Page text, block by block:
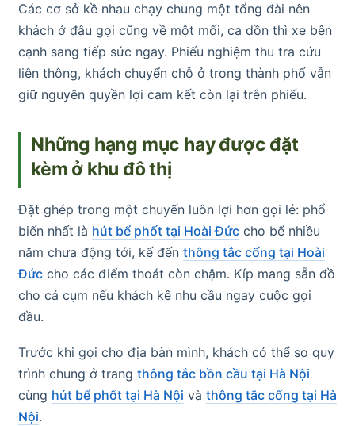
Các cơ sở kề nhau chạy chung một tổng đài nên
khách ở đâu gọi cũng về một mối, ca dồn thì xe bên
cạnh sang tiếp sức ngay. Phiếu nghiệm thu tra cứu
liên thông, khách chuyển chỗ ở trong thành phố vẫn
giữ nguyên quyền lợi cam kết còn lại trên phiếu.
Những hạng mục hay được đặt
kèm ở khu đô thị
Đặt ghép trong một chuyến luôn lợi hơn gọi lẻ: phổ
biến nhất là hút bể phốt tại Hoài Đức cho bể nhiều
năm chưa động tới, kế đến thông tắc cống tại Hoài
Đức cho các điểm thoát còn chậm. Kíp mang sẵn đồ
cho cả cụm nếu khách kê nhu cầu ngay cuộc gọi
đầu.
Trước khi gọi cho địa bàn mình, khách có thể so quy
trình chung ở trang thông tắc bồn cầu tại Hà Nội
cùng hút bể phốt tại Hà Nội và thông tắc cống tại Hà
Nội.